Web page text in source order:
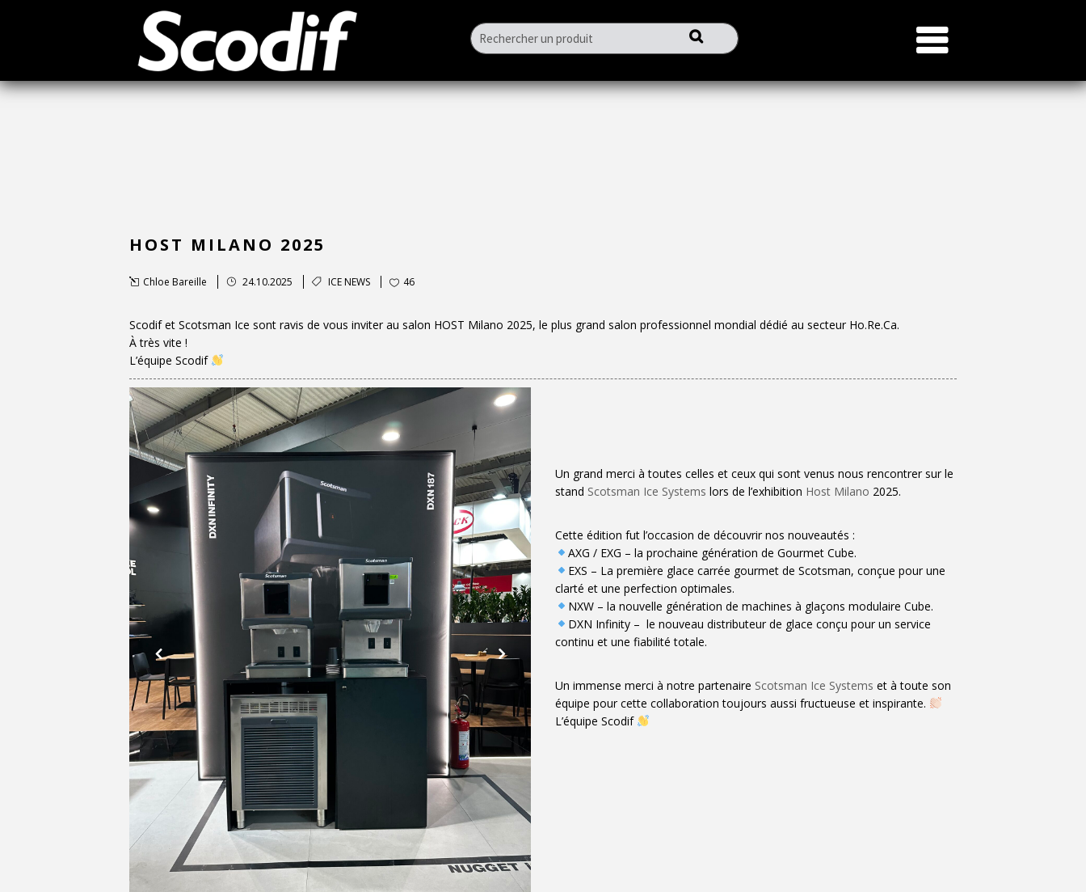
SCODIF - MACHINE À GLAÇON/ICE NEWS HOST MILANO 2025
HOST MILANO 2025
Chloe Bareille 24.10.2025 ICE NEWS 46
Scodif et Scotsman Ice sont ravis de vous inviter au salon HOST Milano 2025, le plus grand salon professionnel mondial dédié au secteur Ho.Re.Ca.
À très vite !
L’équipe Scodif
Un grand merci à toutes celles et ceux qui sont venus nous rencontrer sur le
stand Scotsman Ice Systems lors de l’exhibition Host Milano 2025.
Cette édition fut l’occasion de découvrir nos nouveautés :
AXG / EXG – la prochaine génération de Gourmet Cube.
EXS – La première glace carrée gourmet de Scotsman, conçue pour une
clarté et une perfection optimales.
NXW – la nouvelle génération de machines à glaçons modulaire Cube.
DXN Infinity – le nouveau distributeur de glace conçu pour un service
continu et une fiabilité totale.
Un immense merci à notre partenaire Scotsman Ice Systems et à toute son
équipe pour cette collaboration toujours aussi fructueuse et inspirante.
L’équipe Scodif